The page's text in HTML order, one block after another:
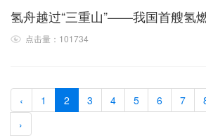
点击量：101734
‹ 1 2 3 4 5 6 7
›